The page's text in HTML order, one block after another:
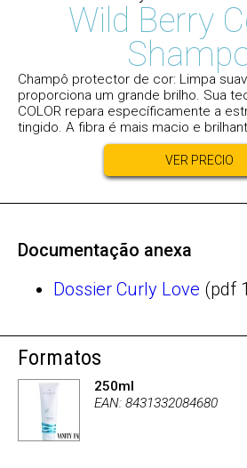
Wild Berry
Champô protector de cor: Limpa
proporciona um grande brilho. Sua
COLOR repara específicamente a
tingido. A fibra é mais macio e
VER PRECIO
Documentação anexa
Dossier Curly Love (pdf
Formatos
250ml
EAN: 8431332084680